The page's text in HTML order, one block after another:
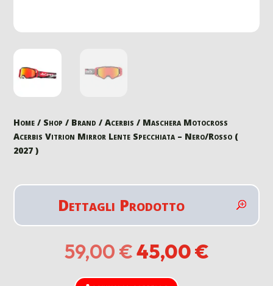
Home / Shop / Brand /Acerbis / Maschera Motocross
Acerbis Vitrion Mirror Lente Specchiata – Nero/Rosso (
2027 )
Dettagli Prodotto
59,00 €Il
prezzo
originale
45,00€Il
prezzo